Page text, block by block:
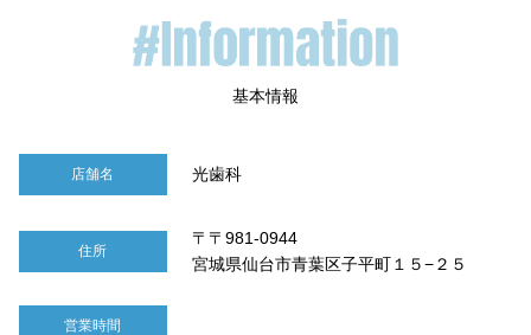
店舗名 光歯科
住所
〒〒981-0944
宮城県仙台市青葉区子平町１５−２５
営業時間